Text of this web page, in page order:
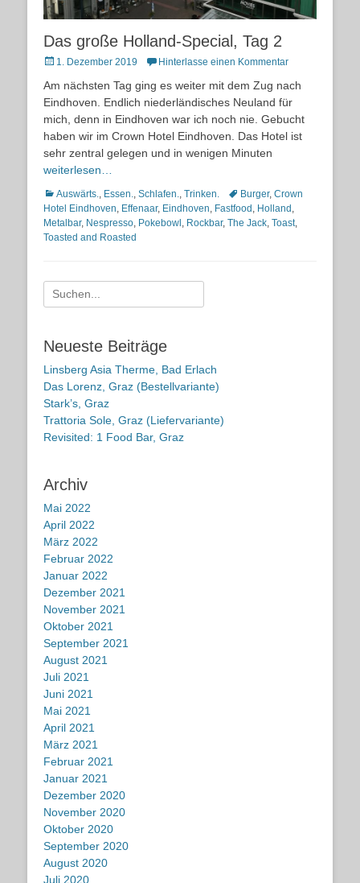
Das große Holland-Special, Tag 2
Posted
1. Dezember 2019 Hinterlasse einen Kommentar
Am nächsten Tag ging es weiter mit dem Zug nach
Eindhoven. Endlich niederländisches Neuland für
mich, denn in Eindhoven war ich noch nie. Gebucht
haben wir im Crown Hotel Eindhoven. Das Hotel ist
sehr zentral gelegen und in wenigen Minuten
weiterlesen…
Kategorien
Auswärts., Essen., Schlafen., Trinken. Schlagworte
Burger, Crown
Hotel Eindhoven, Effenaar, Eindhoven, Fastfood , Holland ,
Metalbar, Nespresso, Pokebowl , Rockbar, The Jack, Toast,
Toasted and Roasted
Suche
nach:
Neueste Beiträge
Linsberg Asia Therme, Bad Erlach
Das Lorenz, Graz (Bestellvariante)
Stark’s, Graz
Trattoria Sole, Graz (Liefervariante)
Revisited: 1 Food Bar, Graz
Archiv
Mai 2022
April 2022
März 2022
Februar 2022
Januar 2022
Dezember 2021
November 2021
Oktober 2021
September 2021
August 2021
Juli 2021
Juni 2021
Mai 2021
April 2021
März 2021
Februar 2021
Januar 2021
Dezember 2020
November 2020
Oktober 2020
September 2020
August 2020
Juli 2020